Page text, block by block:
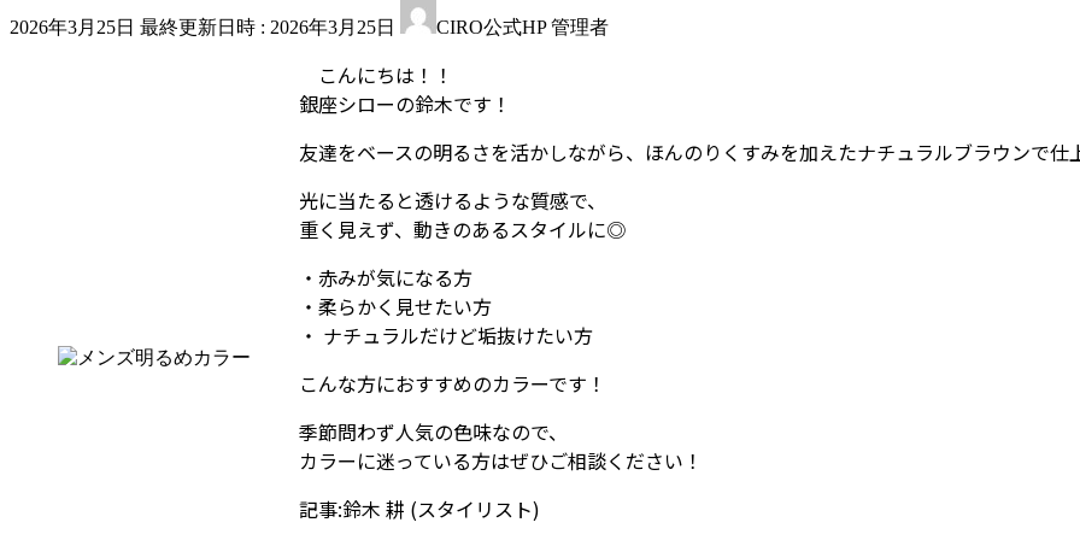
2026年3月25日 最終更新日時 : 2026年3月25日 CIRO公式HP 管理者
こんにちは！！
銀座シローの鈴木です！
友達をベースの明るさを活かしながら、ほんのりくすみを加えたナチュラルブラウンで仕
光に当たると透けるような質感で、
重く見えず、動きのあるスタイルに◎
・赤みが気になる方
・柔らかく見せたい方
・ ナチュラルだけど垢抜けたい方
こんな方におすすめのカラーです！
季節問わず人気の色味なので、
カラーに迷っている方はぜひご相談ください！
記事:鈴木 耕 (スタイリスト)